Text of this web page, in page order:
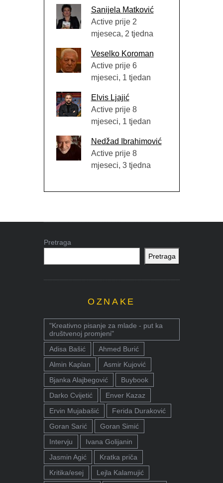
Sanijela Matković
Active prije 2
mjeseca, 2 tjedna
Veselko Koroman
Active prije 6
mjeseci, 1 tjedan
Elvis Ljajić
Active prije 8
mjeseci, 1 tjedan
Nedžad Ibrahimović
Active prije 8
mjeseci, 3 tjedna
Pretraga
Pretraga
OZNAKE
"Kreativno pisanje za mlade - put ka
društvenoj promjeni"
Adisa Bašić
Ahmed Burić
Almin Kaplan
Asmir Kujović
Bjanka Alajbegović
Buybook
Darko Cvijetić
Enver Kazaz
Ervin Mujabašić
Ferida Duraković
Goran Sarić
Goran Simić
Intervju
Ivana Golijanin
Jasmin Agić
Kratka priča
Kritika/esej
Lejla Kalamujić